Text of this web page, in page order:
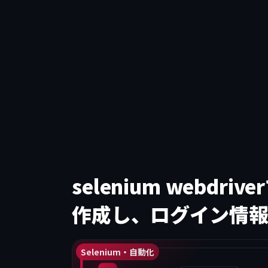
selenium
作成し、ログイン情
Selenium・自動化